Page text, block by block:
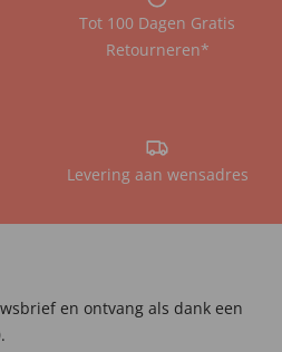
Tot 100 Dagen Gratis
Retourneren*
Levering aan wensadres
en ontvang als dank een